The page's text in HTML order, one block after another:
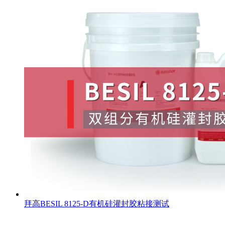
拜高BESIL 8125-D有机硅灌封胶粘接测试